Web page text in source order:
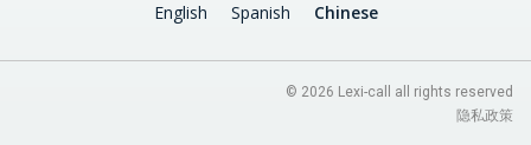
English Spanish Chinese
© 2026 Lexi-call all rights reserved
隐私政策